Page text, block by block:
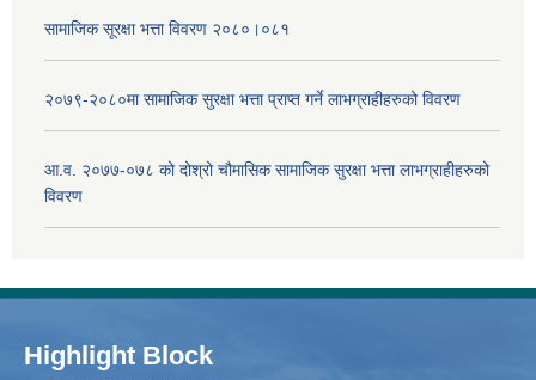
सामाजिक सूरक्षा भत्ता विवरण २०८०।०८१
२०७९-२०८०मा सामाजिक सुरक्षा भत्ता प्राप्त गर्ने लाभग्राहीहरुको विवरण
आ.व. २०७७-०७८ को दोश्रो चौमासिक सामाजिक सुरक्षा भत्ता लाभग्राहीहरुको
विवरण
Highlight Block